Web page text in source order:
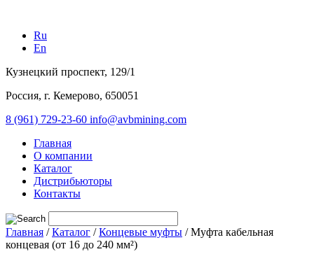
Ru
En
Кузнецкий проспект, 129/1
Россия, г. Кемерово, 650051
8 (961) 729-23-60 info@avbmining.com
Главная
О компании
Каталог
Дистрибьюторы
Контакты
Главная /Каталог /Концевые муфты /Муфта кабельная
концевая (от 16 до 240 мм²)